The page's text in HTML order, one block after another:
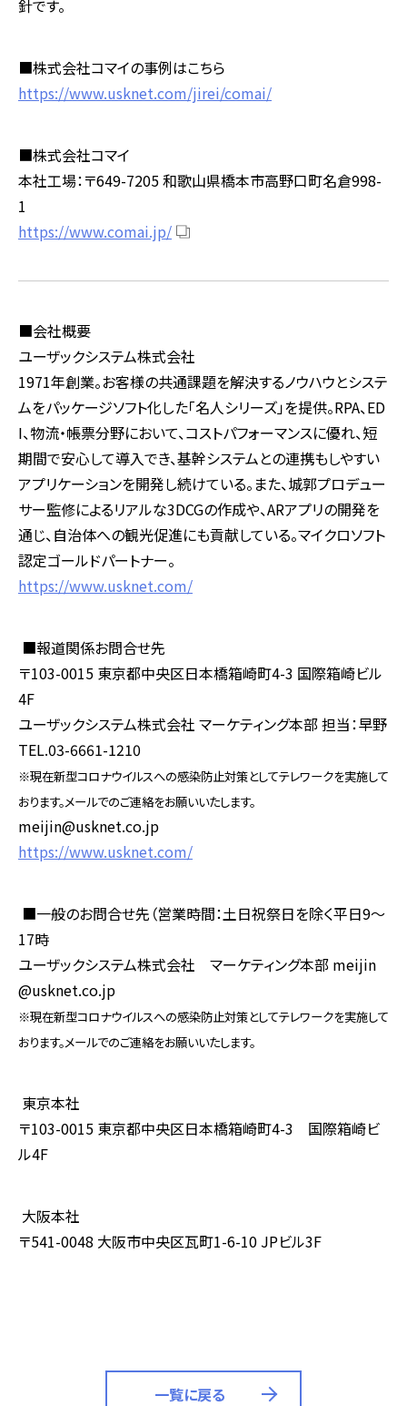
針です。
■株式会社コマイの事例はこちら
https://www.usknet.com/jirei/comai/
■株式会社コマイ
本社工場：〒649-7205 和歌山県橋本市高野口町名倉998-
1
https://www.comai.jp/
■会社概要
ユーザックシステム株式会社
1971年創業。お客様の共通課題を解決するノウハウとシステ
ムをパッケージソフト化した「名人シリーズ」を提供。RPA、ED
I、物流・帳票分野において、コストパフォーマンスに優れ、短
期間で安心して導入でき、基幹システムとの連携もしやすい
アプリケーションを開発し続けている。また、城郭プロデュー
サー監修によるリアルな3DCGの作成や、ARアプリの開発を
通じ、自治体への観光促進にも貢献している。マイクロソフト
認定ゴールドパートナー。
https://www.usknet.com/
■報道関係お問合せ先
〒103-0015 東京都中央区日本橋箱崎町4-3 国際箱崎ビル
4F
ユーザックシステム株式会社 マーケティング本部 担当：早野
TEL.03-6661-1210
※現在新型コロナウイルスへの感染防止対策としてテレワークを実施して
おります。メールでのご連絡をお願いいたします。
meijin@usknet.co.jp
https://www.usknet.com/
■一般のお問合せ先（営業時間：土日祝祭日を除く平日9～
17時
ユーザックシステム株式会社 マーケティング本部 meijin
@usknet.co.jp
※現在新型コロナウイルスへの感染防止対策としてテレワークを実施して
おります。メールでのご連絡をお願いいたします。
東京本社
〒103-0015 東京都中央区日本橋箱崎町4-3 国際箱崎ビ
ル4F
大阪本社
〒541-0048 大阪市中央区瓦町1-6-10 JPビル3F
一覧に戻る